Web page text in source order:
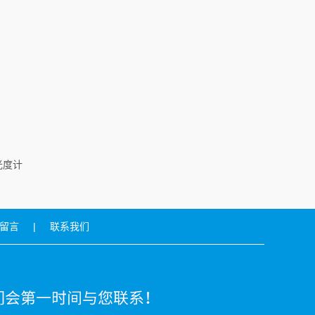
度计
言 | 联系我们